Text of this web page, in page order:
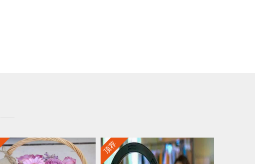
——
顶荐